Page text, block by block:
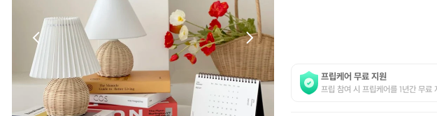
프립케어 무료 지원
프립 참여 시 프립케어를 1년간 무료